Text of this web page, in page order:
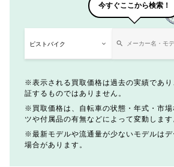
今すぐここから検索！
表示される買取価格は過去の実績であ
証するものではありません。
買取価格は、自転車の状態・年式・市
ツや付属品の有無などによって変動します
最新モデルや流通量が少ないモデルは
場合があります。